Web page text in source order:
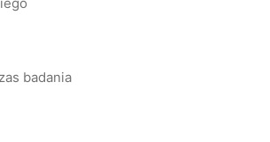
badania